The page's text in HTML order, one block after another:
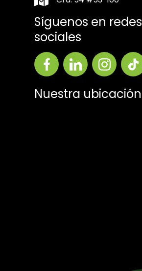
Síguenos en redes
sociales
Nuestra ubicación